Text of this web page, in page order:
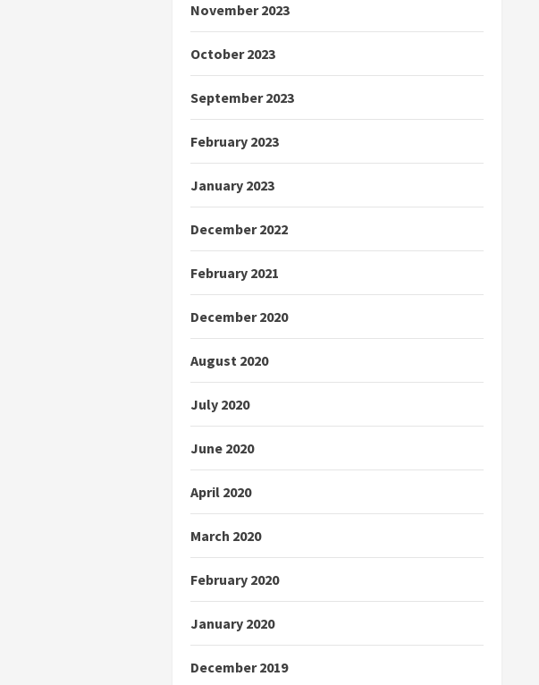
November 2023
October 2023
September 2023
February 2023
January 2023
December 2022
February 2021
December 2020
August 2020
July 2020
June 2020
April 2020
March 2020
February 2020
January 2020
December 2019